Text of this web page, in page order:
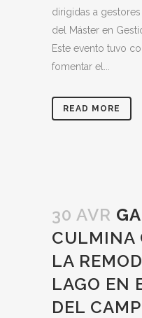
dirigidas a
del Máster en
Este evento tuvo
fomentar el...
READ MORE
30 AVR
CULMINA
LA
LAGO EN
DEL